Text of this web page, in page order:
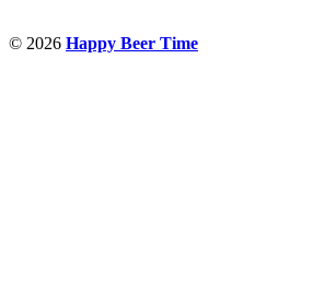
© 2026 Happy Beer Time